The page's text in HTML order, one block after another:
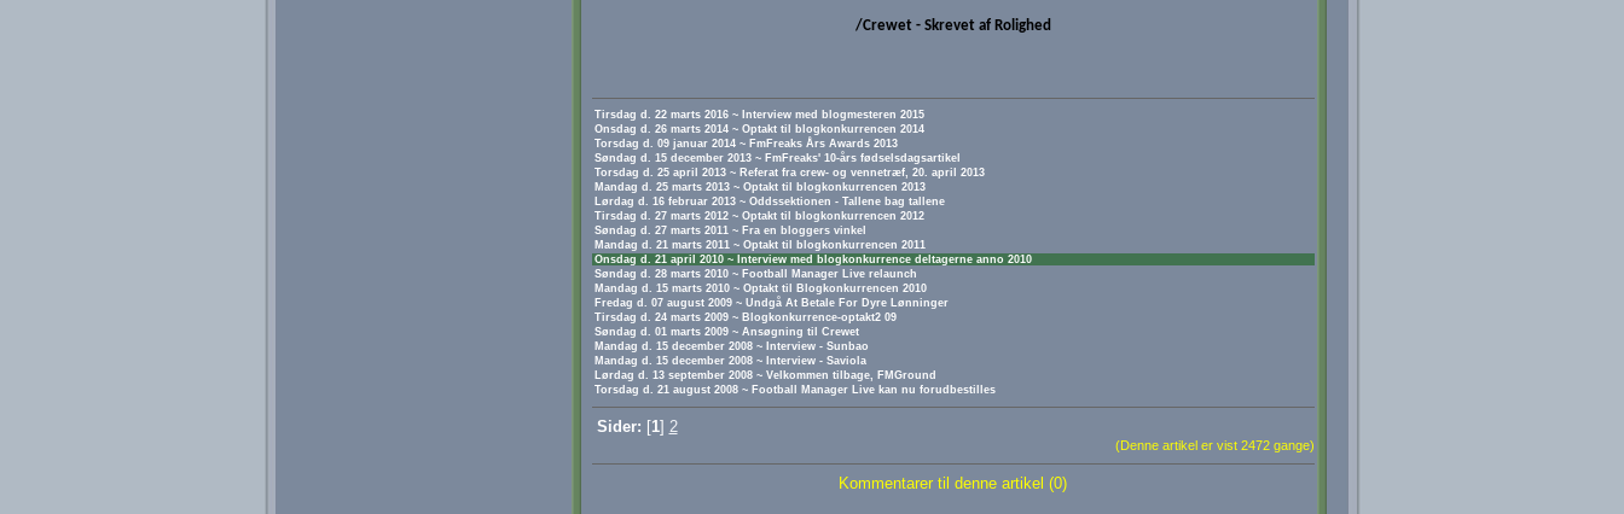
/Crewet - Skrevet af Rolighed
Tirsdag d. 22 marts 2016 ~ Interview med blogmesteren 2015
Onsdag d. 26 marts 2014 ~ Optakt til blogkonkurrencen 2014
Torsdag d. 09 januar 2014 ~ FmFreaks Års Awards 2013
Søndag d. 15 december 2013 ~ FmFreaks' 10-års fødselsdagsartikel
Torsdag d. 25 april 2013 ~ Referat fra crew- og vennetræf, 20. april 2013
Mandag d. 25 marts 2013 ~ Optakt til blogkonkurrencen 2013
Lørdag d. 16 februar 2013 ~ Oddssektionen - Tallene bag tallene
Tirsdag d. 27 marts 2012 ~ Optakt til blogkonkurrencen 2012
Søndag d. 27 marts 2011 ~ Fra en bloggers vinkel
Mandag d. 21 marts 2011 ~ Optakt til blogkonkurrencen 2011
Onsdag d. 21 april 2010 ~ Interview med blogkonkurrence deltagerne anno 2010
Søndag d. 28 marts 2010 ~ Football Manager Live relaunch
Mandag d. 15 marts 2010 ~ Optakt til Blogkonkurrencen 2010
Fredag d. 07 august 2009 ~ Undgå At Betale For Dyre Lønninger
Tirsdag d. 24 marts 2009 ~ Blogkonkurrence-optakt2 09
Søndag d. 01 marts 2009 ~ Ansøgning til Crewet
Mandag d. 15 december 2008 ~ Interview - Sunbao
Mandag d. 15 december 2008 ~ Interview - Saviola
Lørdag d. 13 september 2008 ~ Velkommen tilbage, FMGround
Torsdag d. 21 august 2008 ~ Football Manager Live kan nu forudbestilles
Sider: [1] 2
(Denne artikel er vist 2472 gange)
Kommentarer til denne artikel (0)